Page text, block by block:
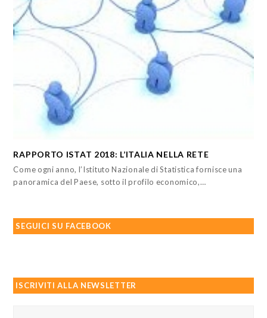
RAPPORTO ISTAT 2018: L’ITALIA NELLA RETE
Come ogni anno, l’Istituto Nazionale di Statistica fornisce una
panoramica del Paese, sotto il profilo economico,…
SEGUICI SU FACEBOOK
ISCRIVITI ALLA NEWSLETTER